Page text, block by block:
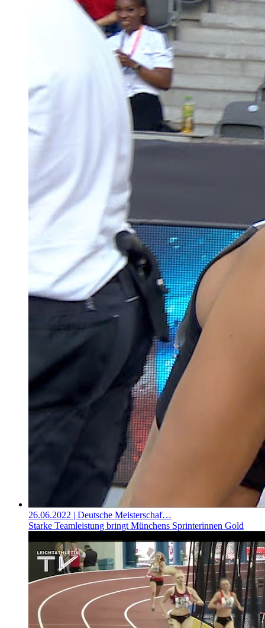
26.06.2022 | Deutsche Meisterschaf…
Starke Teamleistung bringt Münchens Sprinterinnen Gold